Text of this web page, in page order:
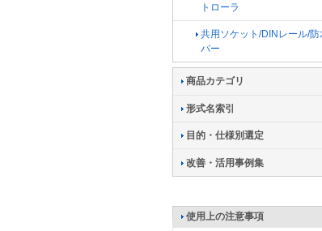
トローラ
共用ソケット/DINレール/防
バー
商品カテゴリ
形式名索引
目的・仕様別選定
改善・活用事例集
使用上の注意事項